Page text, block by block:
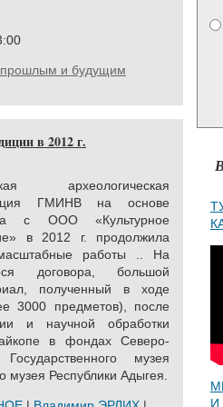
прошлым и будущим
в 2012 г.
археологическая
ГМИНВ на основе
с OOO «Культурное
в 2012 г. продолжила
работы .. На
договора, большой
полученный в ходе
3000 предметов), после
и научной обработки
в фондах Северо-
музея
музея Республики Адыгея.
И